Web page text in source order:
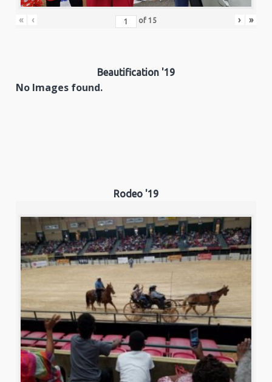
« ‹ of 15 › »
Beautification '19
No Images found.
Rodeo '19